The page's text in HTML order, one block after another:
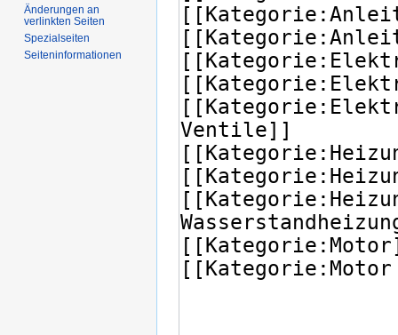
Änderungen an
verlinkten Seiten
Spezialseiten
Seiten­informationen